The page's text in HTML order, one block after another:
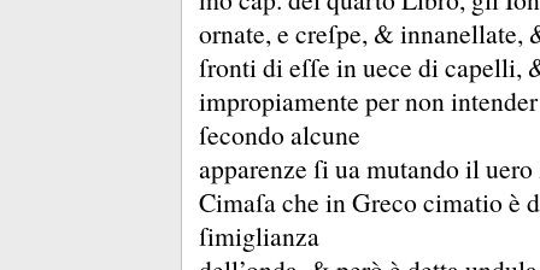
ornate, e creſpe, & innanellate,
ſronti di eſſe in uece di capelli,
impropiamente per non
ſecondo alcune
apparenze ſi ua mutando il
Cimaſa che in Greco cimatio è
ſimiglianza